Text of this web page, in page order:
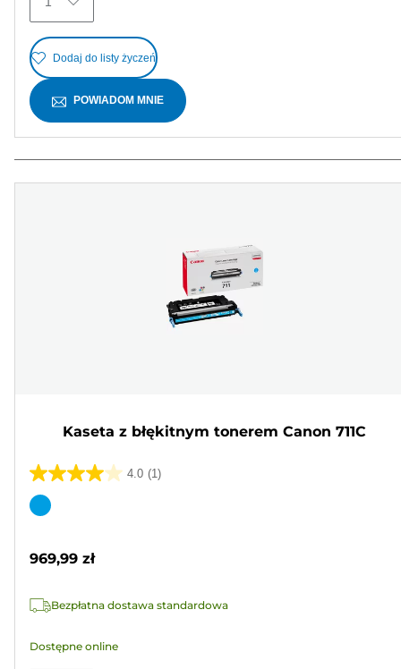
Dodaj do listy życzeń
POWIADOM MNIE
Kaseta z błękitnym tonerem Canon 711C
4.0 (1)
4.0
na
1
Wkład
969,99 zł
Bezpłatna dostawa standardowa
Dostępne online